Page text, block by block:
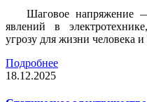
Шаговое напряжение
явлений в
угрозу для жизни человека
Подробнее
18.12.2025